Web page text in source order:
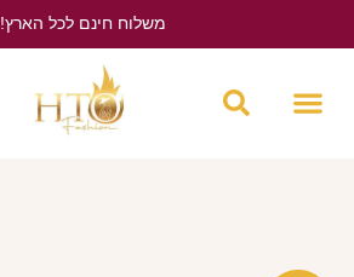
משלוח חינם לכל הארץ!